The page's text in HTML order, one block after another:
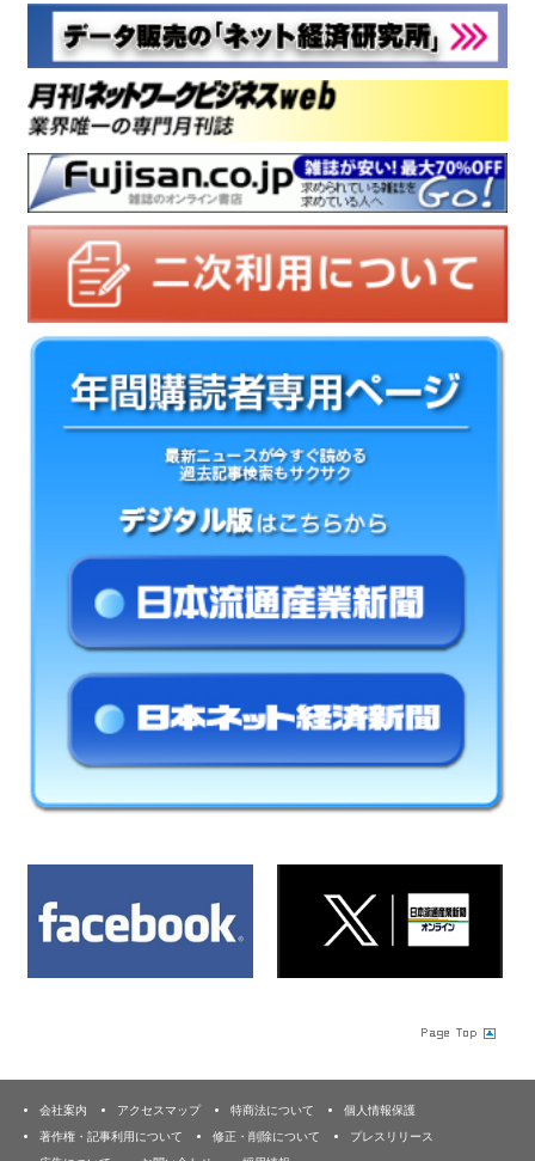
会社案内 アクセスマップ 特商法について
個人情報保護
著作権・記事利用について
修正・削除について
プレスリリース